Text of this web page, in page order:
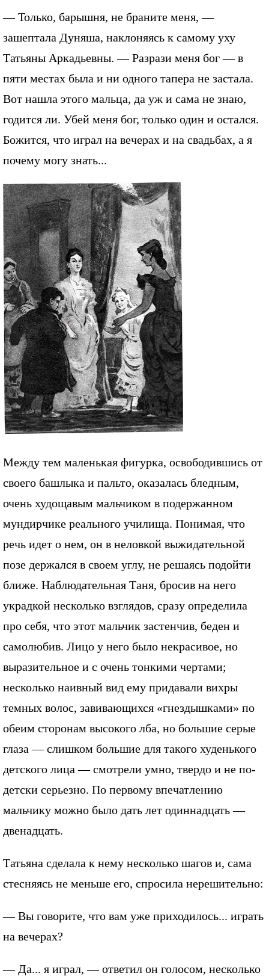
— Только, барышня, не браните меня, —
зашептала Дуняша, наклоняясь к самому уху
Татьяны Аркадьевны. — Разрази меня бог — в
пяти местах была и ни одного тапера не застала.
Вот нашла этого мальца, да уж и сама не знаю,
годится ли. Убей меня бог, только один и остался.
Божится, что играл на вечерах и на свадьбах, а я
почему могу знать...
Между тем маленькая фигурка, освободившись от
своего башлыка и пальто, оказалась бледным,
очень худощавым мальчиком в подержанном
мундирчике реального училища. Понимая, что
речь идет о нем, он в неловкой выжидательной
позе держался в своем углу, не решаясь подойти
ближе. Наблюдательная Таня, бросив на него
украдкой несколько взглядов, сразу определила
про себя, что этот мальчик застенчив, беден и
самолюбив. Лицо у него было некрасивое, но
выразительное и с очень тонкими чертами;
несколько наивный вид ему придавали вихры
темных волос, завивающихся «гнездышками» по
обеим сторонам высокого лба, но большие серые
глаза — слишком большие для такого худенького
детского лица — смотрели умно, твердо и не по-
детски серьезно. По первому впечатлению
мальчику можно было дать лет одиннадцать —
двенадцать.
Татьяна сделала к нему несколько шагов и, сама
стесняясь не меньше его, спросила нерешительно:
— Вы говорите, что вам уже приходилось... играть
на вечерах?
— Да... я играл, — ответил он голосом, несколько